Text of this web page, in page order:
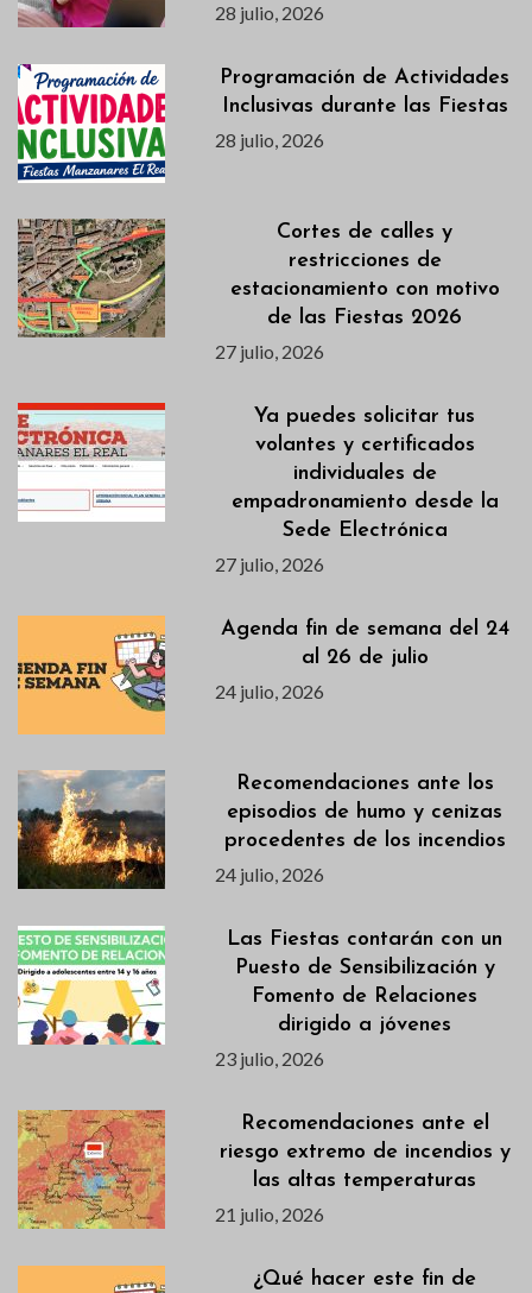
28 julio, 2026
Programación de Actividades
Inclusivas durante las Fiestas
28 julio, 2026
Cortes de calles y
restricciones de
estacionamiento con motivo
de las Fiestas 2026
27 julio, 2026
Ya puedes solicitar tus
volantes y certificados
individuales de
empadronamiento desde la
Sede Electrónica
27 julio, 2026
Agenda fin de semana del 24
al 26 de julio
24 julio, 2026
Recomendaciones ante los
episodios de humo y cenizas
procedentes de los incendios
24 julio, 2026
Las Fiestas contarán con un
Puesto de Sensibilización y
Fomento de Relaciones
dirigido a jóvenes
23 julio, 2026
Recomendaciones ante el
riesgo extremo de incendios y
las altas temperaturas
21 julio, 2026
¿Qué hacer este fin de